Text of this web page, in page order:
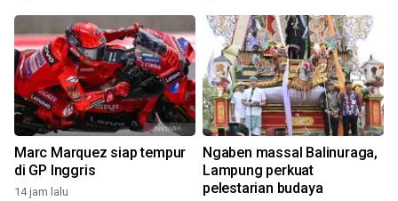
Marc Marquez siap tempur
di GP Inggris
14 jam lalu
Ngaben massal Balinuraga,
Lampung perkuat
pelestarian budaya